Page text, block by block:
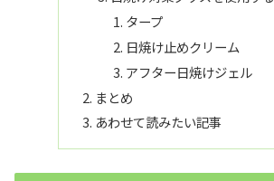
タープ
日焼け止めクリーム
アフター日焼けジェル
まとめ
あわせて読みたい記事